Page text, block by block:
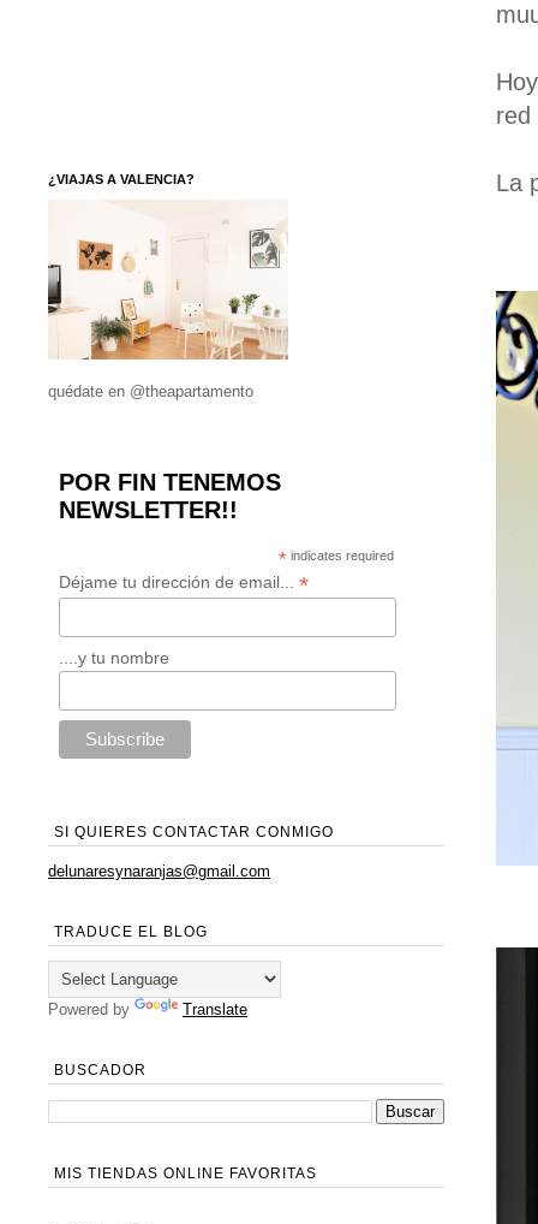
red
La
¿VIAJAS A VALENCIA?
quédate en @theapartamento
POR FIN TENEMOS
NEWSLETTER!!
* indicates required
Déjame tu dirección de email... *
....y tu nombre
SI QUIERES CONTACTAR CONMIGO
delunaresynaranjas@gmail.com
TRADUCE EL BLOG
Powered by Translate
BUSCADOR
MIS TIENDAS ONLINE FAVORITAS